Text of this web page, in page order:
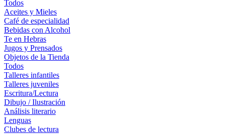
Todos
Aceites y Mieles
Café de especialidad
Bebidas con Alcohol
Te en Hebras
Jugos y Prensados
Objetos de la Tienda
Todos
Talleres infantiles
Talleres juveniles
Escritura/Lectura
Dibujo / Ilustración
Análisis literario
Lenguas
Clubes de lectura